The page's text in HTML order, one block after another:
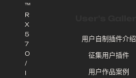
™
R
X
5
7
0
/
I
用户自制插件介绍
征集用户插件
用户作品案例